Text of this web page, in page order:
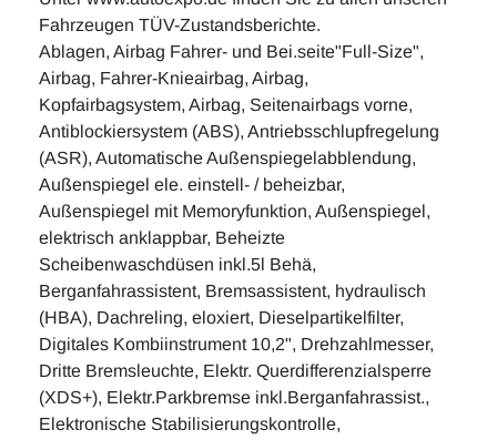
Fahrzeugen TÜV-Zustandsberichte.
Ablagen, Airbag Fahrer- und Bei.seite"Full-Size",
Airbag, Fahrer-Knieairbag, Airbag,
Kopfairbagsystem, Airbag, Seitenairbags vorne,
Antiblockiersystem (ABS), Antriebsschlupfregelung
(ASR), Automatische Außenspiegelabblendung,
Außenspiegel ele. einstell- / beheizbar,
Außenspiegel mit Memoryfunktion, Außenspiegel,
elektrisch anklappbar, Beheizte
Scheibenwaschdüsen inkl.5l Behä,
Berganfahrassistent, Bremsassistent, hydraulisch
(HBA), Dachreling, eloxiert, Dieselpartikelfilter,
Digitales Kombiinstrument 10,2", Drehzahlmesser,
Dritte Bremsleuchte, Elektr. Querdifferenzialsperre
(XDS+), Elektr.Parkbremse inkl.Berganfahrassist.,
Elektronische Stabilisierungskontrolle,